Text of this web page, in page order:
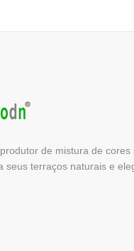
de mistura de cores
seus terraços naturais e